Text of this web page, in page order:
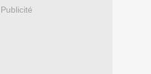
Publicité